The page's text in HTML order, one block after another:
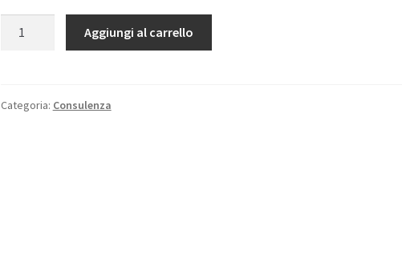
Aggiungi al carrello
Categoria: Consulenza